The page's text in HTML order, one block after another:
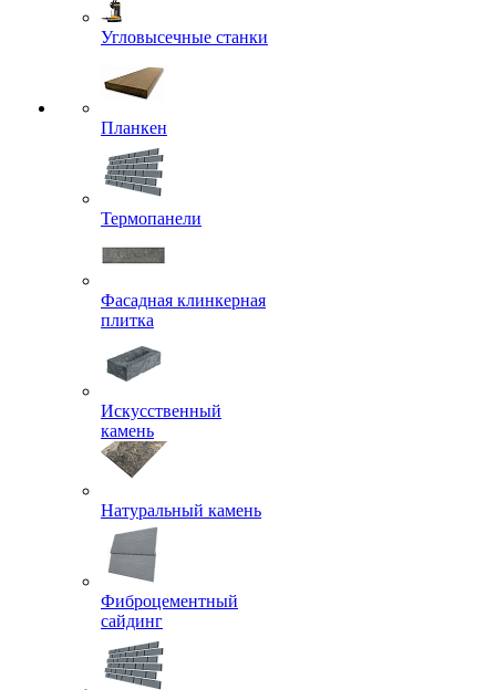
Угловысечные станки
Планкен
Термопанели
Фасадная клинкерная
плитка
Искусственный
камень
Натуральный камень
Фиброцементный
сайдинг